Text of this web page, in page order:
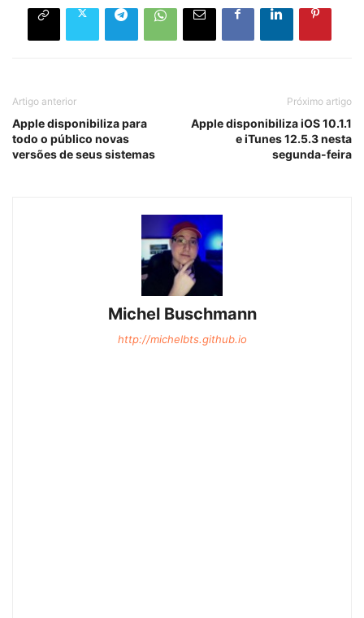
Artigo anterior
Apple disponibiliza para
todo o público novas
versões de seus sistemas
Próximo artigo
Apple disponibiliza iOS 10.1.1
e iTunes 12.5.3 nesta
segunda-feira
Michel Buschmann
http://michelbts.github.io